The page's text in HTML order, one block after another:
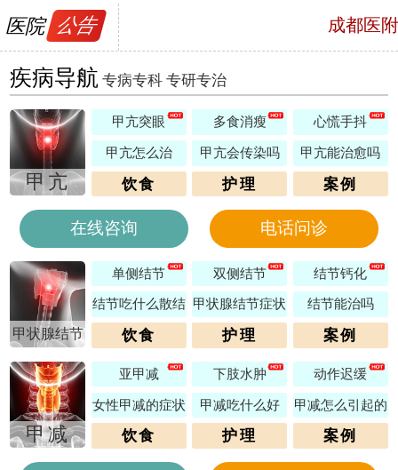
医院 公告
成都医
号，预
疾病导航 专病专科 专研专治
甲亢
甲亢突眼 多食消瘦 心慌手抖
甲亢怎么治 甲亢会传染吗 甲亢能治愈吗
饮食 护理 案例
在线咨询 电话问诊
甲状腺结节
单侧结节 双侧结节 结节钙化
结节吃什么散结 甲状腺结节症状 结节能治吗
饮食 护理 案例
甲减
亚甲减 下肢水肿 动作迟缓
女性甲减的症状 甲减吃什么好 甲减怎么引起的
饮食 护理 案例